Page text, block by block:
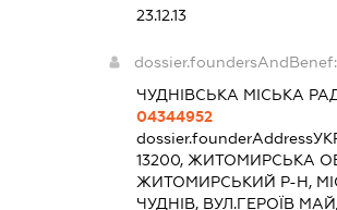
23.12.13
dossier.foundersAndBenef:
ЧУДНІВСЬКА МІСЬКА
04344952
dossier.founderAddress
13200, ЖИТОМИРСЬКА
ЖИТОМИРСЬКИЙ Р-Н,
ЧУДНІВ, ВУЛ.ГЕРОЇВ